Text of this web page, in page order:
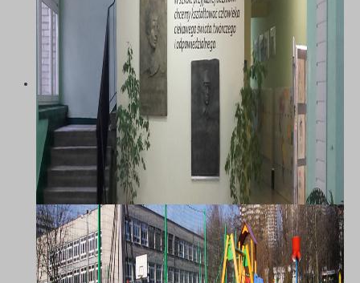
ODDZIAŁAMI INTEGRACYJNYMI IM.
MARII DĄBROWSKIEJ W
KATOWICACH